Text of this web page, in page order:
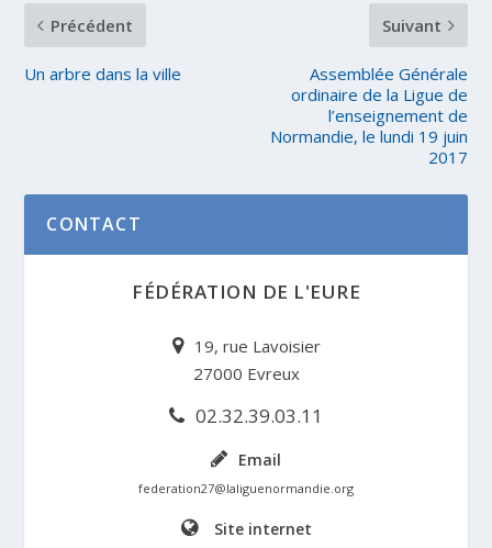
Précédent
Un arbre dans la ville
Suivant
Assemblée Générale
ordinaire de la Ligue de
l’enseignement de
Normandie, le lundi 19 juin
2017
CONTACT
FÉDÉRATION DE L'EURE
19, rue Lavoisier
27000 Evreux
02.32.39.03.11
Email
federation27@laliguenormandie.org
Site internet